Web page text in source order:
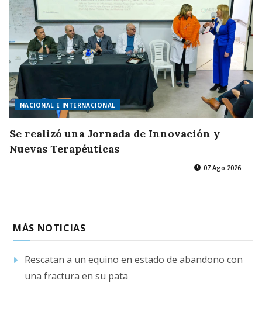
NACIONAL E INTERNACIONAL
Se realizó una Jornada de Innovación y
Nuevas Terapéuticas
07 Ago 2026
MÁS NOTICIAS
Rescatan a un equino en estado de abandono con
una fractura en su pata